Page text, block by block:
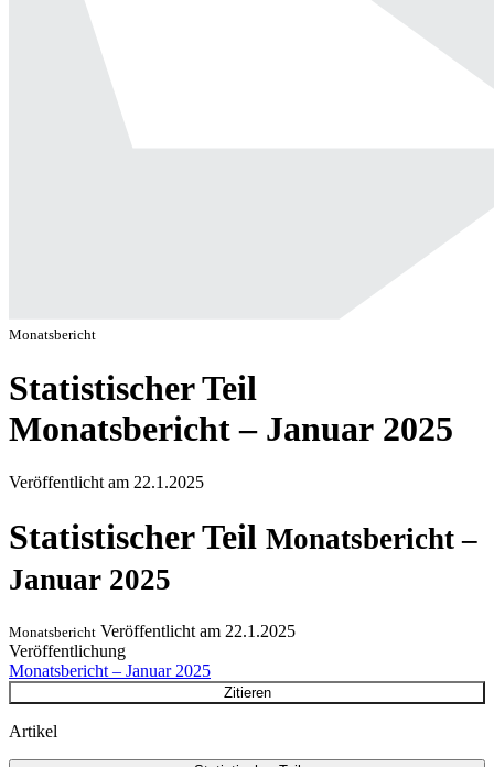
Monatsbericht
Statistischer Teil
Monatsbericht – Januar 2025
Veröffentlicht am 22.1.2025
Statistischer Teil Monatsbericht –
Januar 2025
Monatsbericht Veröffentlicht am 22.1.2025
Veröffentlichung
Monatsbericht – Januar 2025
Zitieren
Artikel